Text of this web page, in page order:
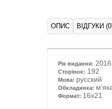
ОПИС ВІДГУКИ
Рік видання: 2016
Сторінок: 192
Мова: русский
Обкладинка:
Формат: 16x21